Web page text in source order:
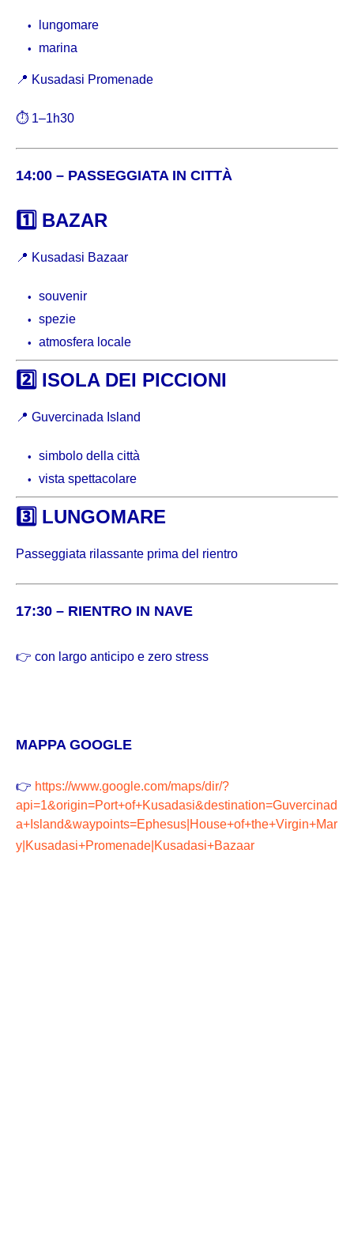
lungomare
marina
📍 Kusadasi Promenade
⏱ 1–1h30
14:00 – PASSEGGIATA IN CITTÀ
1️⃣ BAZAR
📍 Kusadasi Bazaar
souvenir
spezie
atmosfera locale
2️⃣ ISOLA DEI PICCIONI
📍 Guvercinada Island
simbolo della città
vista spettacolare
3️⃣ LUNGOMARE
Passeggiata rilassante prima del rientro
17:30 – RIENTRO IN NAVE
👉 con largo anticipo e zero stress
MAPPA GOOGLE
👉 https://www.google.com/maps/dir/?
api=1&origin=Port+of+Kusadasi&destination=Guvercinad
a+Island&waypoints=Ephesus|House+of+the+Virgin+Mar
y|Kusadasi+Promenade|Kusadasi+Bazaar